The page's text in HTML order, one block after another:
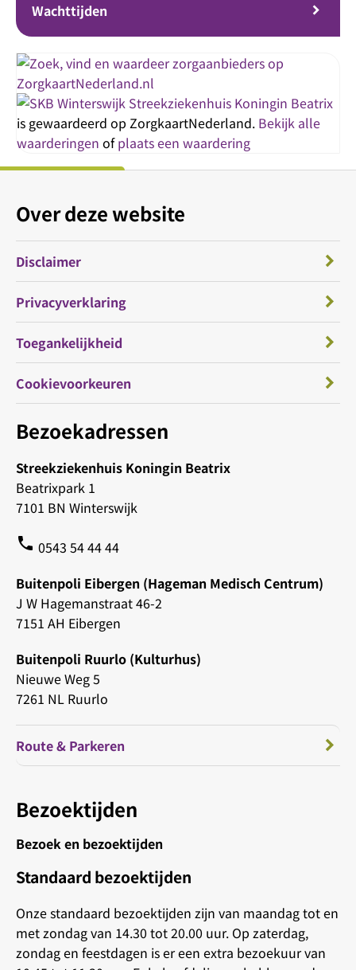
Wachttijden
Streekziekenhuis Koningin Beatrix
is gewaardeerd op ZorgkaartNederland. Bekijk alle
waarderingen ofplaats een waardering
Bezoekadressen
Streekziekenhuis Koningin Beatrix
Beatrixpark 1
7101 BN Winterswijk
phone 0543 54 44 44
Buitenpoli Eibergen (Hageman Medisch Centrum)
J W Hagemanstraat 46-2
7151 AH Eibergen
Buitenpoli Ruurlo (Kulturhus)
Nieuwe Weg 5
7261 NL Ruurlo
Route & Parkeren
Bezoektijden
Bezoek en bezoektijden
Standaard bezoektijden
Onze standaard bezoektijden zijn van maandag tot en
met zondag van 14.30 tot 20.00 uur. Op zaterdag,
zondag en feestdagen is er een extra bezoekuur van
Over deze website
Disclaimer
Privacyverklaring
Toegankelijkheid
Cookievoorkeuren